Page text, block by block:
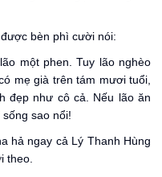
bèn phì cười nói:
một phen. Tuy lão nghèo
mẹ già trên tám mươi tuổi,
đẹp như cô cả. Nếu lão ăn
sao nổi!
hả ngay cả Lý Thanh Hùng
theo.